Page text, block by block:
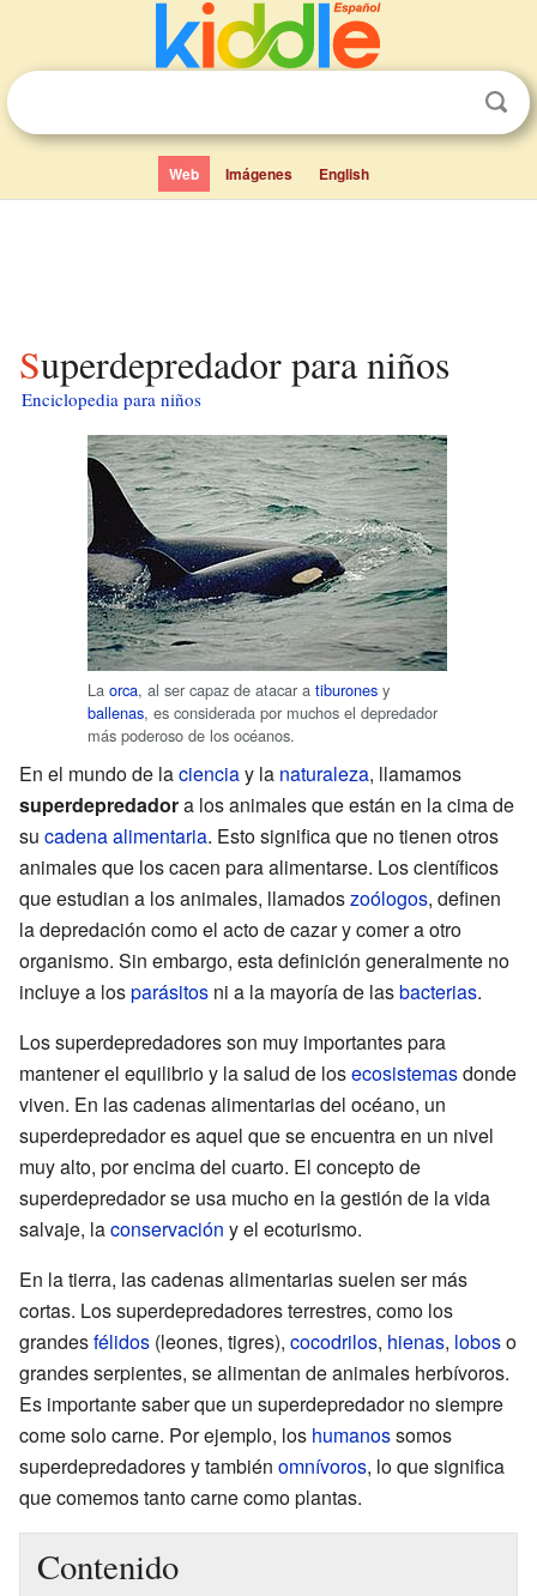
Web Imágenes English
Superdepredador para niños
Enciclopedia para niños
La orca, al ser capaz de atacar a tiburones y
ballenas, es considerada por muchos el depredador
más poderoso de los océanos.
En el mundo de lacienciay la naturaleza, llamamos
superdepredadora los animales que están en la cima de
su cadena alimentaria. Esto significa que no tienen otros
animales que los cacen para alimentarse. Los científicos
que estudian a los animales, llamadoszoólogos, definen
la depredación como el acto de cazar y comer a otro
organismo. Sin embargo, esta definición generalmente no
incluye a losparásitos ni a la mayoría de lasbacterias.
Los superdepredadores son muy importantes para
mantener el equilibrio y la salud de losecosistemasdonde
viven. En las cadenas alimentarias del océano, un
superdepredador es aquel que se encuentra en un nivel
muy alto, por encima del cuarto. El concepto de
superdepredador se usa mucho en la gestión de la vida
salvaje, laconservación y el ecoturismo.
En la tierra, las cadenas alimentarias suelen ser más
cortas. Los superdepredadores terrestres, como los
grandesfélidos (leones, tigres), cocodrilos, hienas, loboso
grandes serpientes, se alimentan de animales herbívoros.
Es importante saber que un superdepredador no siempre
come solo carne. Por ejemplo, los humanossomos
superdepredadores y también omnívoros, lo que significa
que comemos tanto carne como plantas.
Contenido